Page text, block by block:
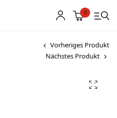
0
Vorheriges Produkt
Nächstes Produkt